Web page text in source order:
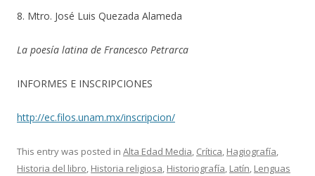
8. Mtro. José Luis Quezada Alameda
La poesía latina de Francesco Petrarca
INFORMES E INSCRIPCIONES
http://ec.filos.unam.mx/inscripcion/
This entry was posted in Alta Edad Media, Crítica, Hagiografía,
Historia del libro, Historia religiosa, Historiografía, Latín, Lenguas